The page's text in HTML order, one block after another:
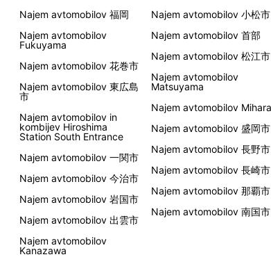
Najem avtomobilov 福岡
Najem avtomobilov
Fukuyama
Najem avtomobilov 花巻市
Najem avtomobilov 東広島
市
Najem avtomobilov in
kombijev Hiroshima
Station South Entrance
Najem avtomobilov 一関市
Najem avtomobilov 今治市
Najem avtomobilov 岩国市
Najem avtomobilov 出雲市
Najem avtomobilov
Kanazawa
Najem avtomobilov 小松市
Najem avtomobilov 首部
Najem avtomobilov 松江市
Najem avtomobilov
Matsuyama
Najem avtomobilov Mihara
Najem avtomobilov 盛岡市
Najem avtomobilov 長野市
Najem avtomobilov 長崎市
Najem avtomobilov 那覇市
Najem avtomobilov 南国市